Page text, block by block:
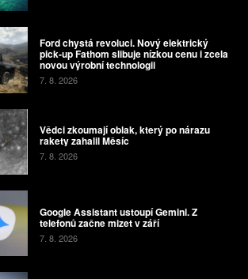
Ford chystá revoluci. Nový elektrický
pick-up Fathom slibuje nízkou cenu i zcela
novou výrobní technologii
7. 8. 2026
Vědci zkoumají oblak, který po nárazu
rakety zahalil Měsíc
7. 8. 2026
Google Assistant ustoupí Gemini. Z
telefonů začne mizet v září
7. 8. 2026